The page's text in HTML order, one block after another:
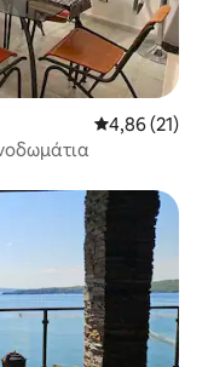
Μέση
4,86 (21)